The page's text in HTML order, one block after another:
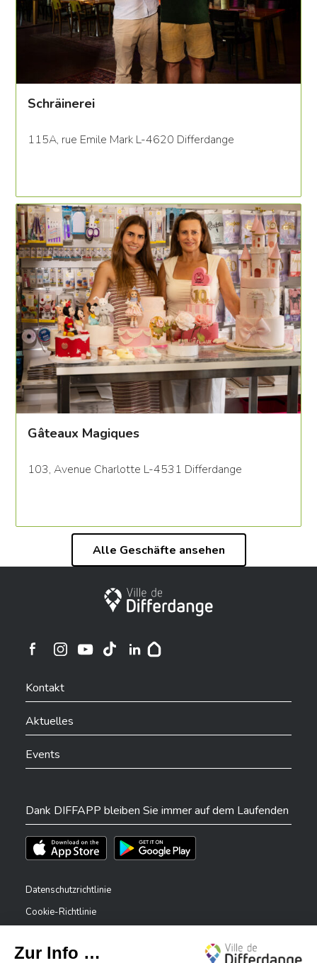
Schräinerei
115A, rue Emile Mark L-4620 Differdange
Gâteaux Magiques
103, Avenue Charlotte L-4531 Differdange
Alle Geschäfte ansehen
Stadt Differdingen
Ville de Differdange sur Instagram
Kontakt
Aktuelles
Events
Dank DIFFAPP bleiben Sie immer auf dem Laufenden
Téléchargez l'app sur l'App StoreTéléchargez l'app sur Play Store
Datenschutzrichtlinie
Cookie-Richtlinie
Erklärung zur Barrierefreiheit